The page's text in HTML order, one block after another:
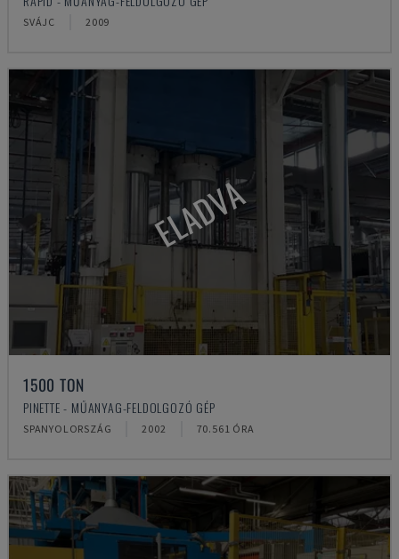
SVÁJC 2009
ELADVA
1500 TON
PINETTE - MŰANYAG-FELDOLGOZÓ GÉP
SPANYOLORSZÁG 2002 70.561 ÓRA